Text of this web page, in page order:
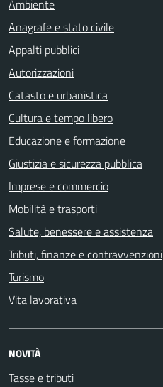
Ambiente
Anagrafe e stato civile
Appalti pubblici
Autorizzazioni
Catasto e urbanistica
Cultura e tempo libero
Educazione e formazione
Giustizia e sicurezza pubblica
Imprese e commercio
Mobilità e trasporti
Salute, benessere e assistenza
Tributi, finanze e contravvenzioni
Turismo
Vita lavorativa
NOVITÀ
Tasse e tributi